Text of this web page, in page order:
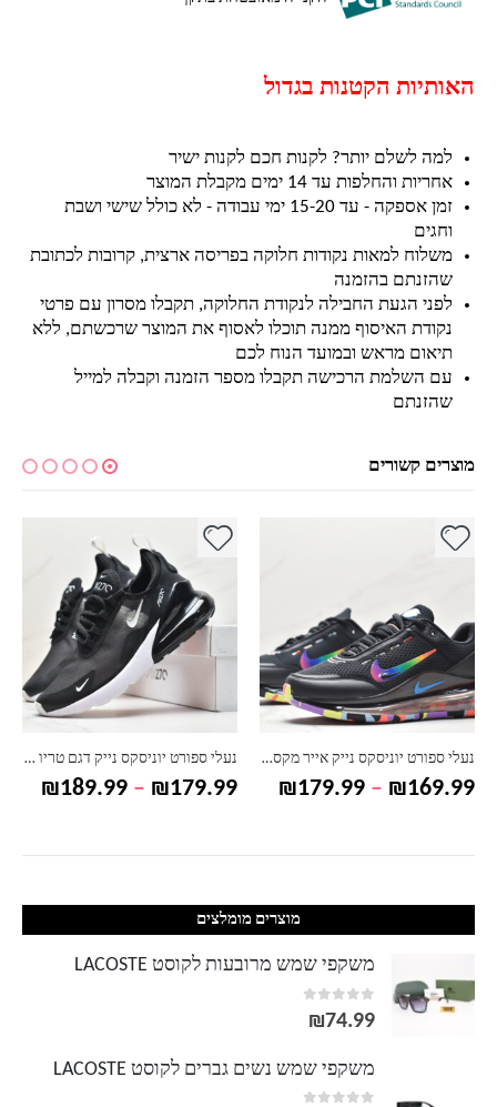
האותיות הקטנות בגדול
למה לשלם יותר? לקנות חכם לקנות ישיר
אחריות והחלפות עד 14 ימים מקבלת המוצר
זמן אספקה - עד 15-20 ימי עבודה - לא כולל שישי ושבת
וחגים
משלוח למאות נקודות חלוקה בפריסה ארצית, קרובות לכתובת
שהזנתם בהזמנה
לפני הגעת החבילה לנקודת החלוקה, תקבלו מסרון עם פרטי
נקודת האיסוף ממנה תוכלו לאסוף את המוצר שרכשתם, ללא
תיאום מראש ובמועד הנוח לכם
עם השלמת הרכישה תקבלו מספר הזמנה וקבלה למייל
שהזנתם
מוצרים קשורים
נעלי ספורט יוניסקס נייק דגם טריו NIKE
₪179.99
–
₪189.99
עד
סט חולצה ומכנס קצרים הדפס משולב לילדים נייק NIKE
₪84.99
–
₪89.99
טווח
עד
מוצרים מומלצים
משקפי שמש מרובעות לקוסט LACOSTE
0
out of 5
₪74.99
משקפי שמש נשים גברים לקוסט LACOSTE